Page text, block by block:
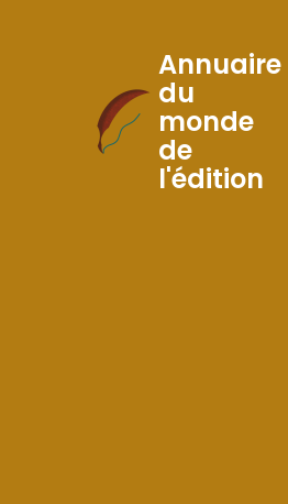
Skip
to
Content
Annuaire
du
monde
de
l'édition